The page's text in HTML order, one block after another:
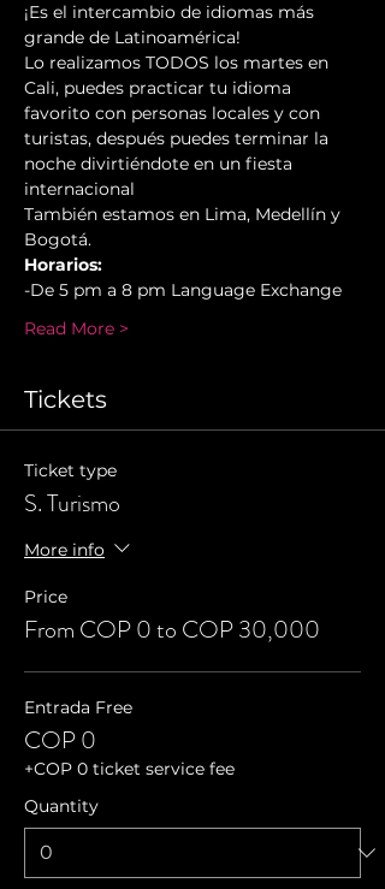
¡Es el intercambio de idiomas más
grande de Latinoamérica!
Lo realizamos TODOS los martes en
Cali, puedes practicar tu idioma
favorito con personas locales y con
turistas, después puedes terminar la
noche divirtiéndote en un fiesta
internacional
También estamos en Lima, Medellín y
Bogotá.
Horarios:
-De 5 pm a 8 pm Language Exchange
Read More >
Tickets
Ticket type
S. Turismo
More info
Price
From COP 0 to COP 30,000
Entrada Free
COP 0
+COP 0 ticket service fee
Quantity